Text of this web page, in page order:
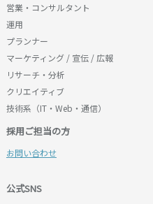
営業・コンサルタント
運用
プランナー
マーケティング / 宣伝 / 広報
リサーチ・分析
クリエイティブ
技術系（IT・Web・通信）
採用ご担当の方
お問い合わせ
公式SNS